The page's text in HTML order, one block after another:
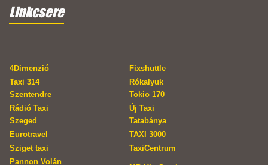
Linkcsere
4Dimenzió
Fixshuttle
Taxi 314
Szentendre
Rókalyuk
Tokio 170
Rádió Taxi
Szeged
Új Taxi
Tatabánya
Eurotravel
TAXI 3000
Sziget taxi
TaxiCentrum
Pannon Volán